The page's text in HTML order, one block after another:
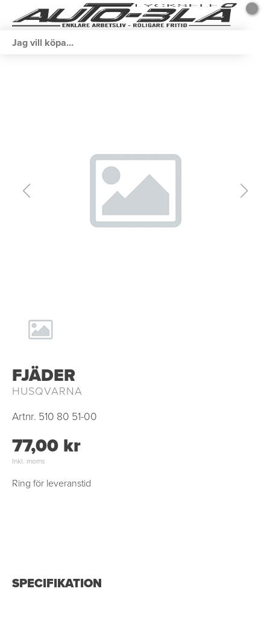
FJÄDER
HUSQVARNA
Artnr. 510 80 51-00
77,00 kr
Inkl. moms
Ring för leveranstid
SPECIFIKATION